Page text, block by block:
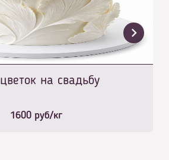
на свадьбу
1600 руб/кг